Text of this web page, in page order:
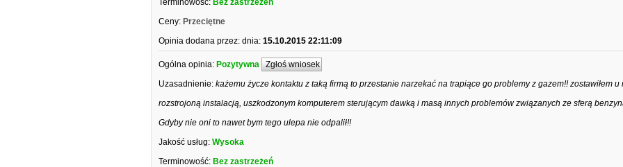
Terminowość: Bez zastrzeżeń
Ceny: Przeciętne
Opinia dodana przez: dnia: 15.10.2015 22:11:09
Ogólna opinia: Pozytywna Zgłoś wniosek
Uzasadnienie: każemu życze kontaktu z taką firmą to przestanie narzekać na trapiące go problemy z gazem!! zostawiłem u
rozstrojoną instalacją, uszkodzonym komputerem sterującym dawką i masą innych problemów związanych ze sferą
Gdyby nie oni to nawet bym tego ulepa nie odpalił!!
Jakość usług: Wysoka
Terminowość: Bez zastrzeżeń